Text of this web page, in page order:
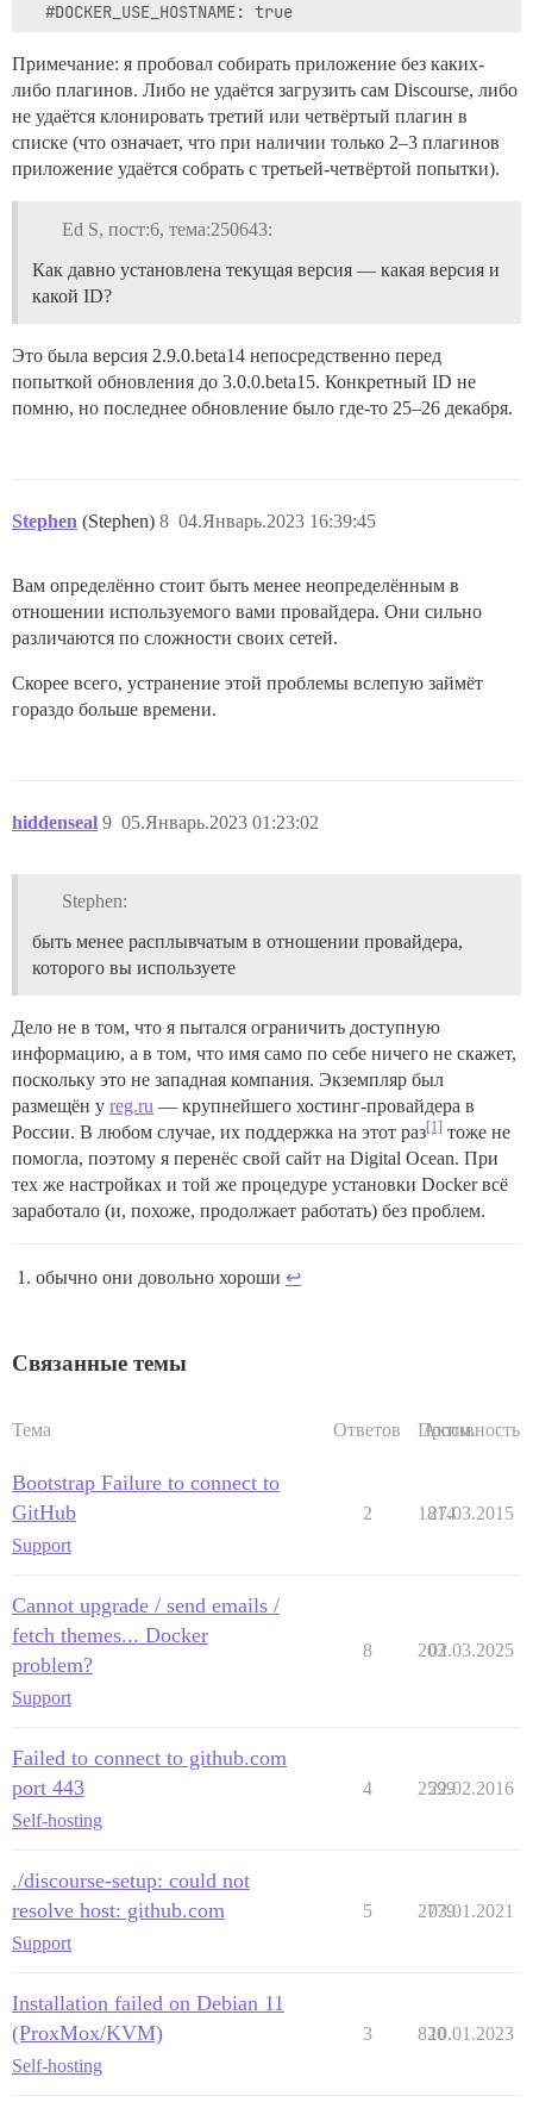
  #DOCKER_USE_HOSTNAME: true
  DISCOURSE_DEVELOPER_EMAILS: 'some@emails.com'
  DISCOURSE_SMTP_ADDRESS: smtp.domain.com
  DISCOURSE_SMTP_PORT: port
  DISCOURSE_SMTP_USER_NAME: email@email.com
  DISCOURSE_SMTP_PASSWORD: "password"
#DISCOURSE_SMTP_ENABLE_START_TLS: true           #
  DISCOURSE_NOTIFICATION_EMAIL: email@email.com
## Если вы добавили шаблон Lets Encrypt,
  LETSENCRYPT_ACCOUNT_EMAIL: email@email.com
  #DISCOURSE_MAXMIND_LICENSE_KEY: 1234567890123456
## Контейнер Docker не сохраняет состояние; все
volumes:
host: /var/discourse/shared/standalone/log/
## Плагины размещаются здесь
## подробности см. на https://meta.discourse.org/t/
hooks:
    - exec:
        cd: $home/plugins
        cmd:
- git clone https://github.com/discourse/
- git clone https://github.com/discourse/
- git clone https://github.com/discourse/
- git clone https://github.com/discourse/
- git clone https://github.com/discourse/
- git clone https://github.com/discourse/
- git clone https://github.com/discourse/
## Любые пользовательские команды для выполнения
run:
  - exec: echo "Начало пользовательских команд"
Примечание: я пробовал собирать приложение без каких-
либо плагинов. Либо не удаётся загрузить сам Discourse, либо
не удаётся клонировать третий или четвёртый плагин в
списке (что означает, что при наличии только 2–3 плагинов
приложение удаётся собрать с третьей-четвёртой попытки).
Ed S, пост:6, тема:250643:
Как давно установлена текущая версия — какая версия и
какой ID?
Это была версия 2.9.0.beta14 непосредственно перед
попыткой обновления до 3.0.0.beta15. Конкретный ID не
помню, но последнее обновление было где-то 25–26 декабря.
Stephen (Stephen) 04.Январь.2023 16:39:45
8
Вам определённо стоит быть менее неопределённым в
отношении используемого вами провайдера. Они сильно
различаются по сложности своих сетей.
Скорее всего, устранение этой проблемы вслепую займёт
гораздо больше времени.
hiddenseal 05.Январь.2023 01:23:02
9
Stephen:
быть менее расплывчатым в отношении провайдера,
которого вы используете
Дело не в том, что я пытался ограничить доступную
информацию, а в том, что имя само по себе ничего не скажет,
поскольку это не западная компания. Экземпляр был
размещён у reg.ru — крупнейшего хостинг-провайдера в
России. В любом случае, их поддержка на этот раз[1] тоже не
помогла, поэтому я перенёс свой сайт на Digital Ocean. При
тех же настройках и той же процедуре установки Docker всё
заработало (и, похоже, продолжает работать) без проблем.
обычно они довольно хороши ↩︎
Связанные темы
Тема Ответов Просм.
Активность
Bootstrap Failure to connect to
GitHub
Support
2 1814
27.03.2015
Cannot upgrade / send emails /
fetch themes... Docker
problem?
Support
8 203
02.03.2025
Failed to connect to github.com
port 443
Self-hosting
4 2599
22.02.2016
./discourse-setup: could not
resolve host: github.com
Support
5 2779
03.01.2021
Installation failed on Debian 11
(ProxMox/KVM)
Self-hosting
3 820
10.01.2023